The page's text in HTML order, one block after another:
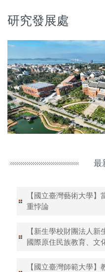
到
容
區
研究發展處
最
【國立臺灣藝術大學
重悖論
【新生學校財團法人
國際原住民族教育、文
【國立臺灣師範大學